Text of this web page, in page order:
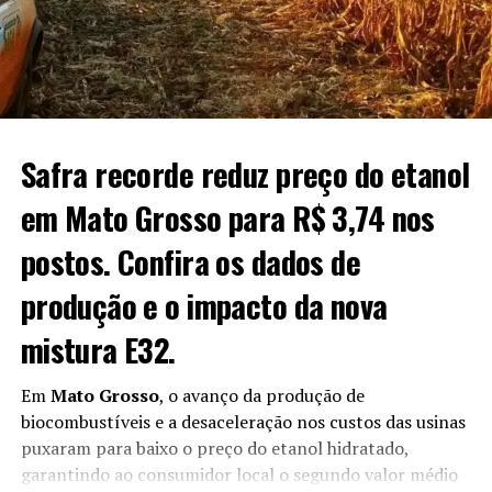
ganho de 0,51 centavo ou 0,75%.
O postSoja: veja como ficaram as cotações no
fechamento de hojeapareceu primeiro emCanal Rural.
operacionais provocadas pelas chuvas, enquanto parte
das áreas mais avançadas já inicia fases reprodutivas e de
floração.
Fonte:Estadão Conteúdo
O post
Chuvas dificultam manejo, mas trigo avança bem
no Rio Grande do Sulapareceu primeiro emCanal Rural.
Safra recorde reduz preço do etanol
em Mato Grosso para R$ 3,74 nos
postos. Confira os dados de
produção e o impacto da nova
mistura E32.
EmMato Grosso, o avanço da produção de
biocombustíveis e a desaceleração nos custos das usinas
puxaram para baixo o preço do etanol hidratado,
garantindo ao consumidor local o segundo valor médio